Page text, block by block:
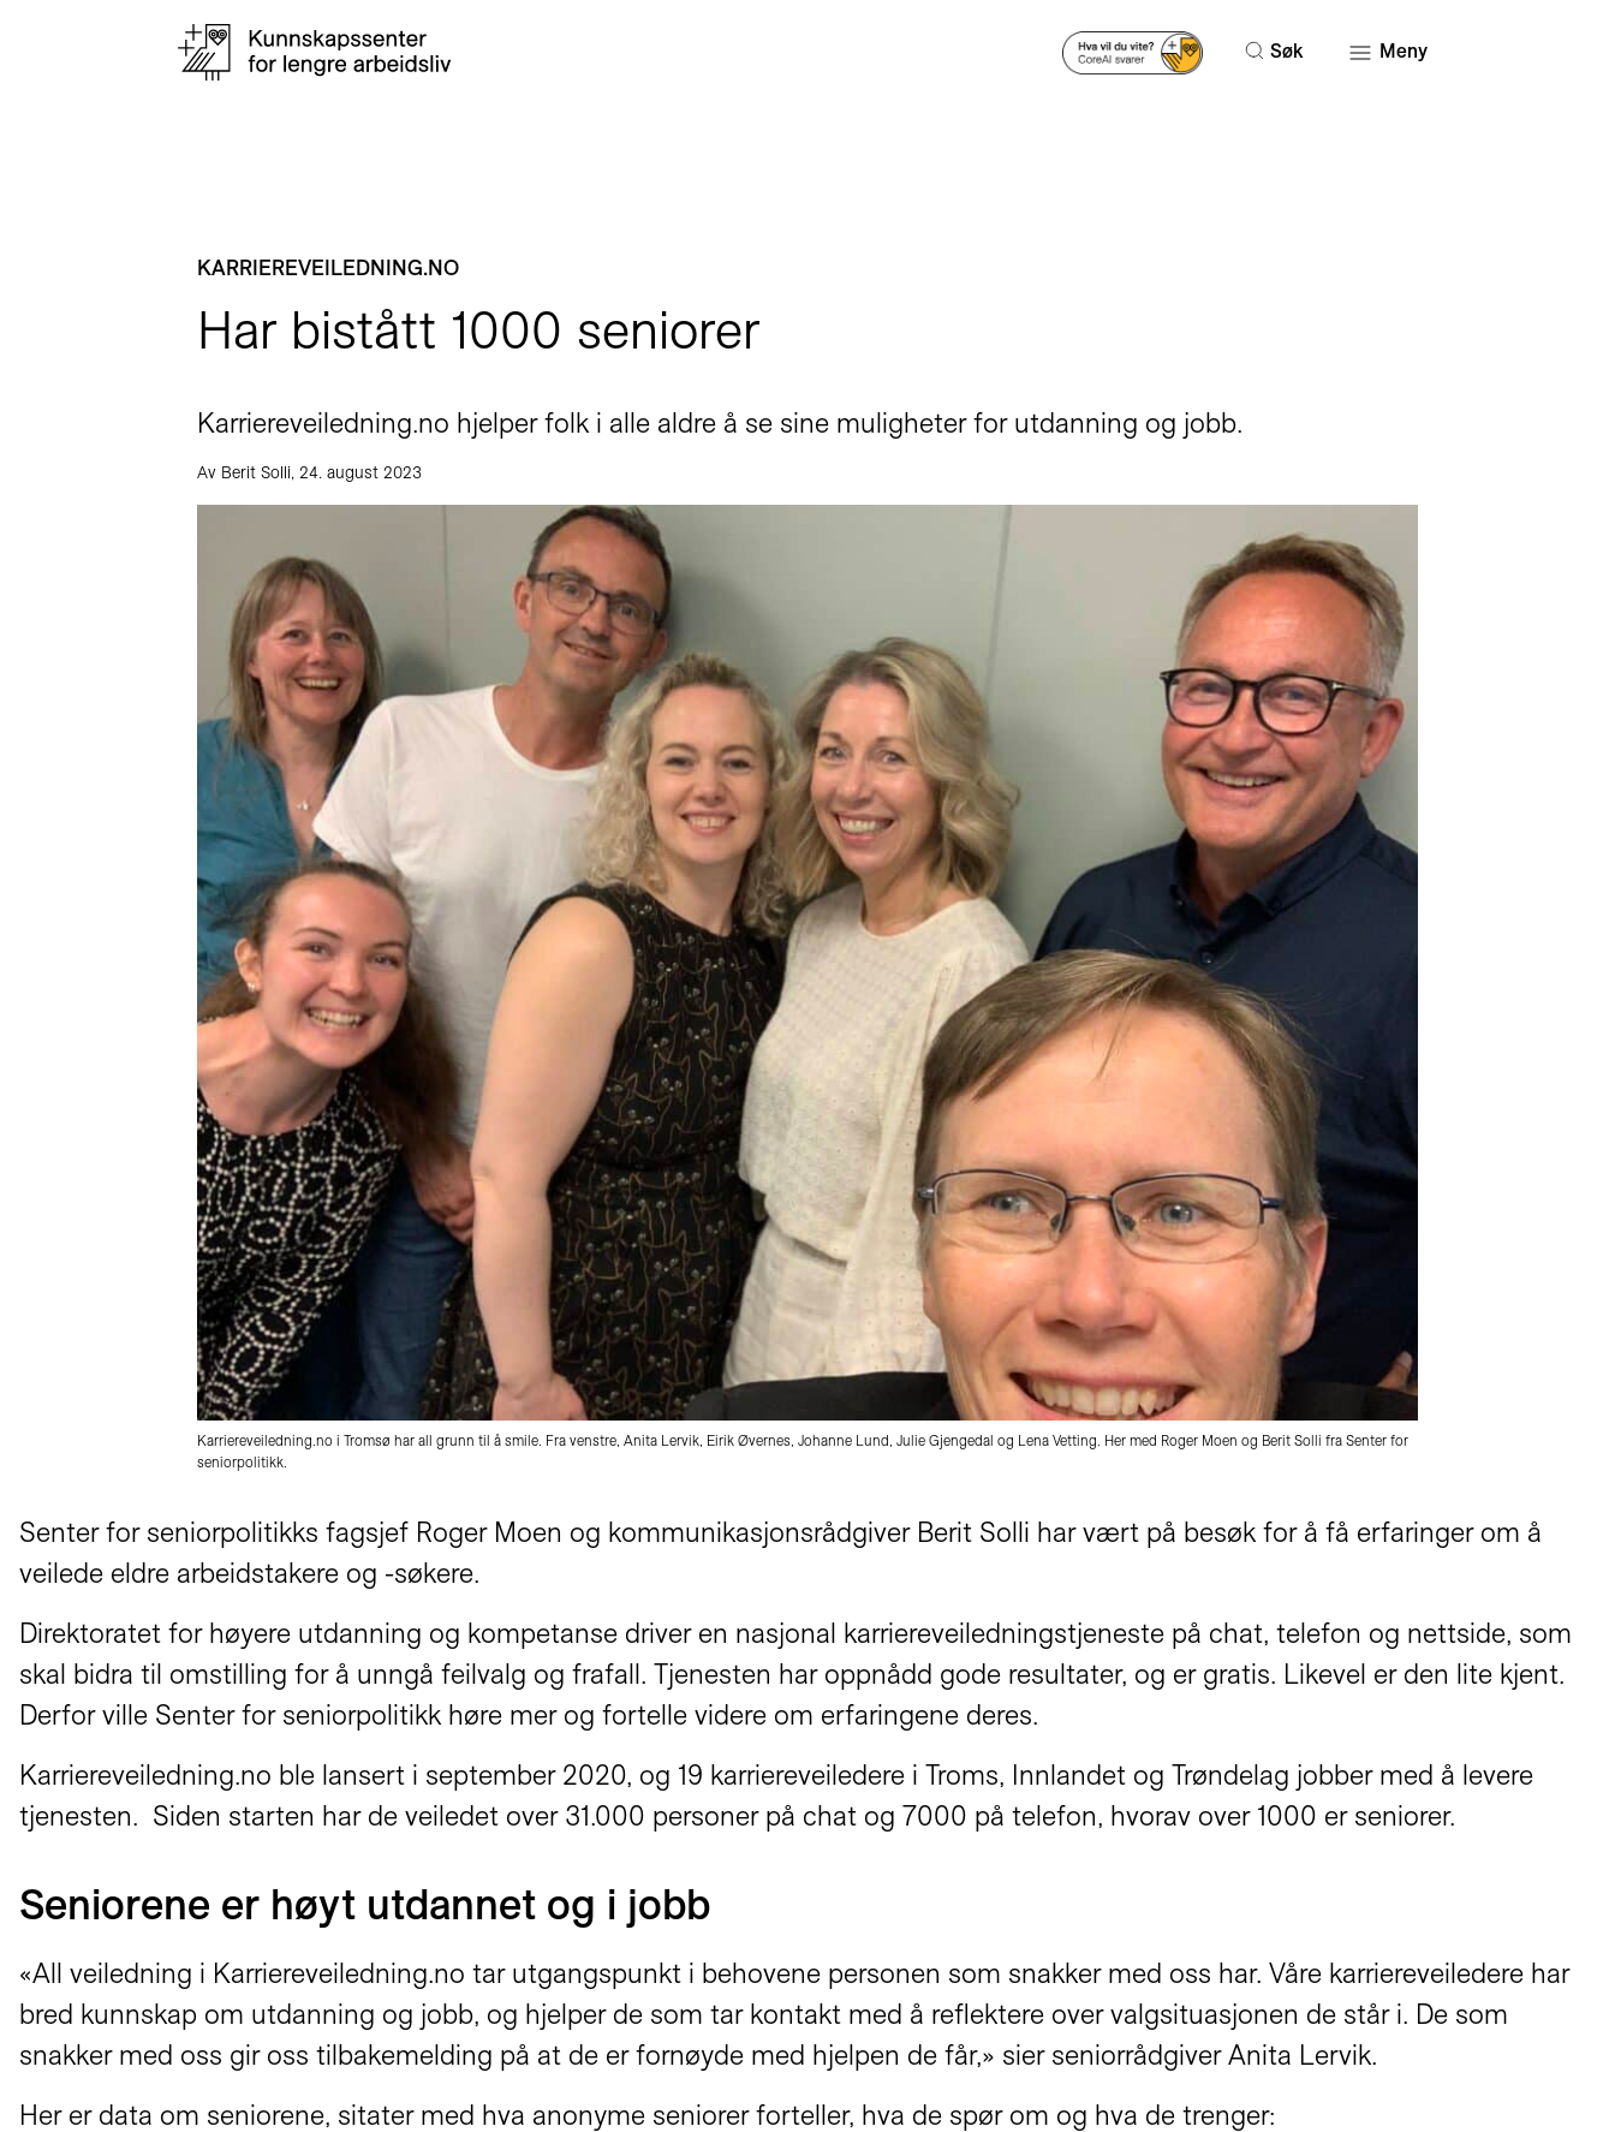
Søk Meny
KARRIEREVEILEDNING.NO
Har bistått 1000 seniorer
Karriereveiledning.no hjelper folk i alle aldre å se sine muligheter for utdanning og jobb.
Av Berit Solli, 24. august 2023
Karriereveiledning.no i Tromsø har all grunn til å smile. Fra venstre, Anita Lervik, Eirik Øvernes, Johanne Lund, Julie Gjengedal og Lena Vetting. Her med Roger Moen og Berit Solli fra Senter for
seniorpolitikk.
Senter for seniorpolitikks fagsjef Roger Moen og kommunikasjonsrådgiver Berit Solli har vært på besøk for å få erfaringer om å
veilede eldre arbeidstakere og -søkere.
Direktoratet for høyere utdanning og kompetanse driver en nasjonal karriereveiledningstjeneste på chat, telefon og nettside, som
skal bidra til omstilling for å unngå feilvalg og frafall. Tjenesten har oppnådd gode resultater, og er gratis. Likevel er den lite kjent.
Derfor ville Senter for seniorpolitikk høre mer og fortelle videre om erfaringene deres.
Karriereveiledning.no ble lansert i september 2020, og 19 karriereveiledere i Troms, Innlandet og Trøndelag jobber med å levere
tjenesten. Siden starten har de veiledet over 31.000 personer på chat og 7000 på telefon, hvorav over 1000 er seniorer.
Seniorene er høyt utdannet og i jobb
«All veiledning i Karriereveiledning.no tar utgangspunkt i behovene personen som snakker med oss har. Våre karriereveiledere har
bred kunnskap om utdanning og jobb, og hjelper de som tar kontakt med å reflektere over valgsituasjonen de står i. De som
snakker med oss gir oss tilbakemelding på at de er fornøyde med hjelpen de får,» sier seniorrådgiver Anita Lervik.
Her er data om seniorene, sitater med hva anonyme seniorer forteller, hva de spør om og hva de trenger: